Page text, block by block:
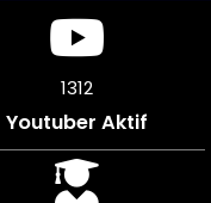
1312
Youtuber Aktif